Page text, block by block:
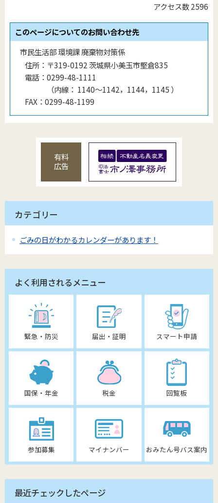
アクセス数2596
このページについてのお問い合わせ先
市民生活部 環境課 廃棄物対策係
住所： 〒319-0192 茨城県小美玉市堅倉835
電話： 0299-48-1111
（内線 ： 1140〜1142，1144，1145 ）
FAX： 0299-48-1199
有料
広告
カテゴリー
ごみの日がわかるカレンダーがあります！
よく利用されるメニュー
緊急・防災 届出・証明 スマート申請
国保・年金 税金 回覧板
参加募集 マイナンバー おみたん号バス案内
最近チェックしたページ